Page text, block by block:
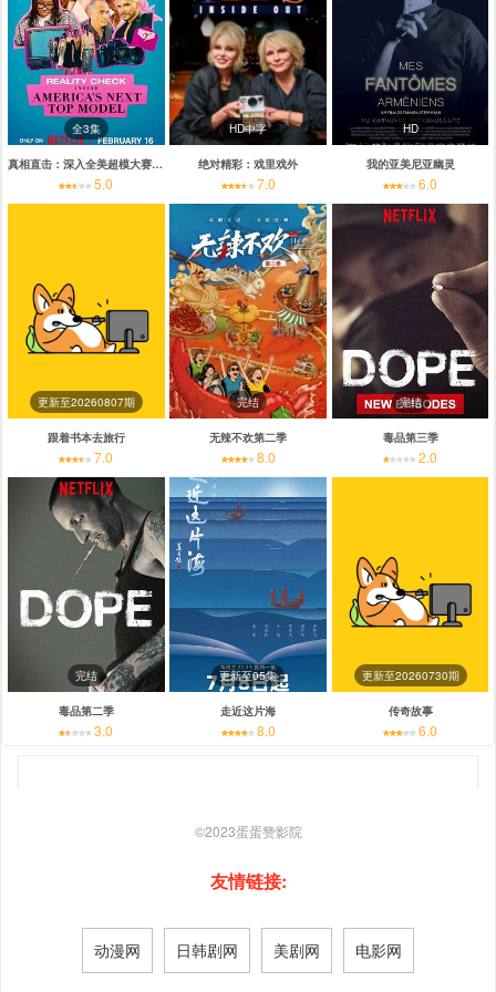
全3集
真相直击：深入全美超模大赛第一季
5.0
HD中字
绝对精彩：戏里戏外
7.0
HD
我的亚美尼亚幽灵
6.0
更新至20260807期
跟着书本去旅行
7.0
完结
无辣不欢第二季
8.0
完结
毒品第三季
2.0
完结
毒品第二季
3.0
更新至05集
走近这片海
8.0
更新至20260730期
传奇故事
6.0
©2023蛋蛋赞影院
友情链接:
动漫网 日韩剧网 美剧网 电影网